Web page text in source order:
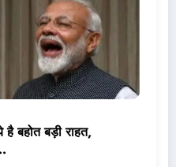
बहोत बड़ी राहत,